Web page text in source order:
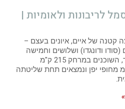
לריבונות ולאומיות |
קטנה של איים, איונים בעצם –
(סודו ודונגדו) ושלושים וחמישה
סלעים קטנים יותר, השוכנים במרחק 215 ק"מ
ו-211 ק"מ מחופי יפן ונמצאים תחת שליטתה